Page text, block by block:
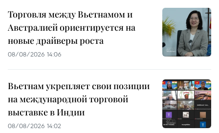
Торговля между Вьетнамом и
Австралией ориентируется на
новые драйверы роста
08/08/2026 14:06
Вьетнам укрепляет свои позиции
на международной торговой
выставке в Индии
08/08/2026 14:02